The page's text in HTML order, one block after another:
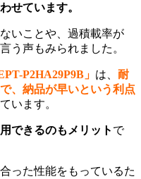
せています。
いことや、過積載率が
う声もみられました。
P2HA29P9B」 は、 耐
、納品が早いという利点
います。
できるのもメリット で
った性能をもっているた